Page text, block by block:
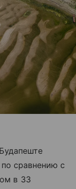
сравнению с
в 33